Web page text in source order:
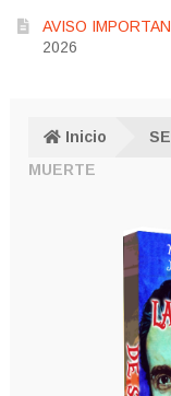
AVISO
2026
Inicio
MUERTE